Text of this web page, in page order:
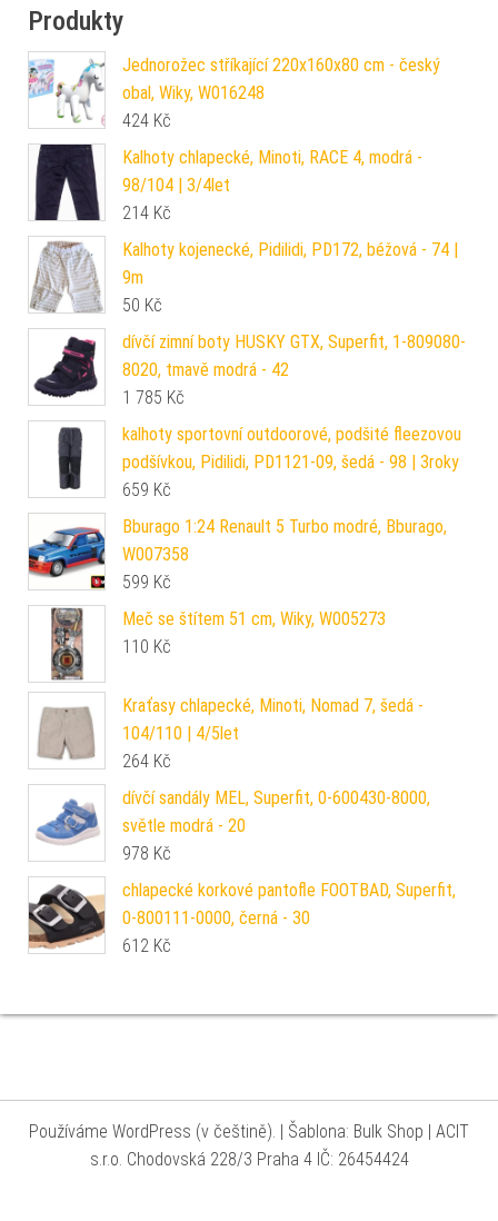
Produkty
Jednorožec stříkající 220x160x80 cm - český
obal, Wiky, W016248
424 Kč
Kalhoty chlapecké, Minoti, RACE 4, modrá -
98/104 | 3/4let
214 Kč
Kalhoty kojenecké, Pidilidi, PD172, béžová - 74 |
9m
50 Kč
dívčí zimní boty HUSKY GTX, Superfit, 1-809080-
8020, tmavě modrá - 42
1 785 Kč
kalhoty sportovní outdoorové, podšité fleezovou
podšívkou, Pidilidi, PD1121-09, šedá - 98 | 3roky
659 Kč
Bburago 1:24 Renault 5 Turbo modré, Bburago,
W007358
599 Kč
Meč se štítem 51 cm, Wiky, W005273
110 Kč
Kraťasy chlapecké, Minoti, Nomad 7, šedá -
104/110 | 4/5let
264 Kč
dívčí sandály MEL, Superfit, 0-600430-8000,
světle modrá - 20
978 Kč
chlapecké korkové pantofle FOOTBAD, Superfit,
0-800111-0000, černá - 30
612 Kč
Používáme WordPress (v češtině). | Šablona: Bulk Shop | ACIT
s.r.o. Chodovská 228/3 Praha 4 IČ: 26454424